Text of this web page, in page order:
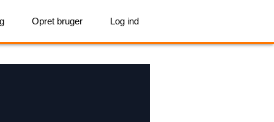
Opret bruger Log ind